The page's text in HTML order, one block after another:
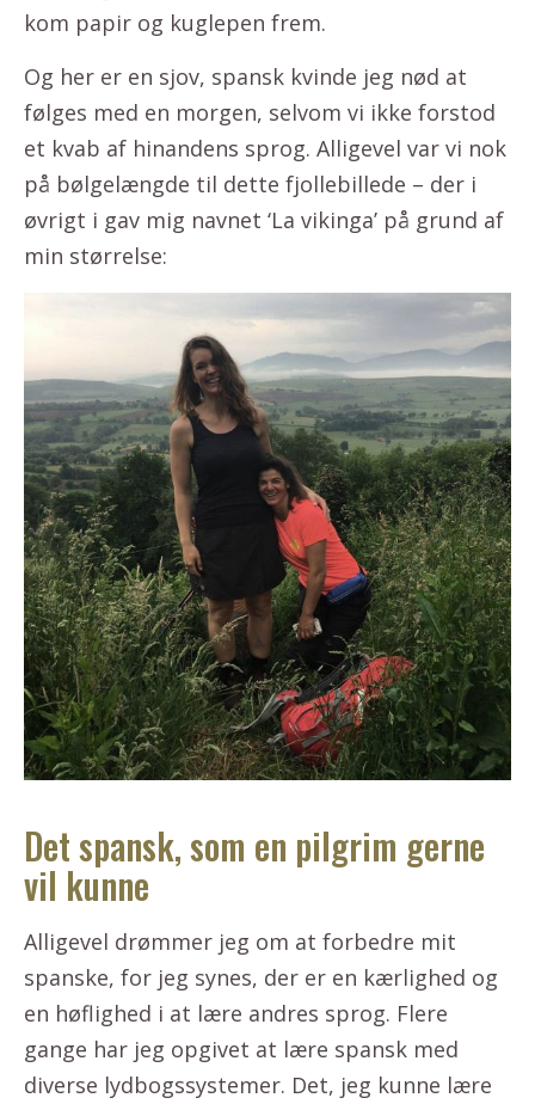
kom papir og kuglepen frem.
Og her er en sjov, spansk kvinde jeg nød at
følges med en morgen, selvom vi ikke forstod
et kvab af hinandens sprog. Alligevel var vi nok
på bølgelængde til dette fjollebillede – der i
øvrigt i gav mig navnet ‘La vikinga’ på grund af
min størrelse:
Det spansk, som en pilgrim gerne
vil kunne
Alligevel drømmer jeg om at forbedre mit
spanske, for jeg synes, der er en kærlighed og
en høflighed i at lære andres sprog. Flere
gange har jeg opgivet at lære spansk med
diverse lydbogssystemer. Det, jeg kunne lære